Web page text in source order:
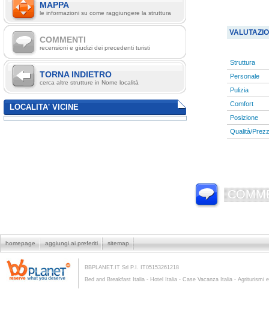
MAPPA
le informazioni su come raggiungere la struttura
COMMENTI
recensioni e giudizi dei precedenti turisti
TORNA INDIETRO
cerca altre strutture in Nome località
LOCALITA' VICINE
Struttura
Personale
Pulizia
Comfort
Posizione
Qualità/
homepage aggiungi ai preferiti sitemap
BBPLANET.IT Srl P.I. IT05153261218
Bed and Breakfast Italia - Hotel Italia - Case Vacanza Italia - Agriturismi